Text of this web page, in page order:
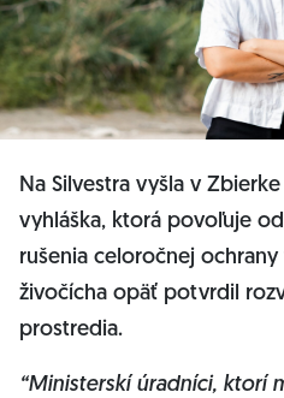
Na Silvestra vyšla v
vyhláška, ktorá povoľuje
rušenia celoročnej
živočícha opäť potvrdil
prostredia.
“Ministerskí úradníci, ktorí